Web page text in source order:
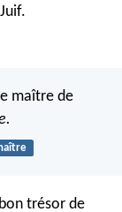
maître de
trésor de